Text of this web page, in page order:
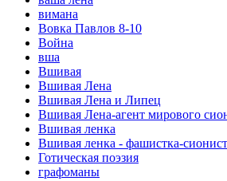
вимана
Вовка Павлов 8-10
Война
вша
Вшивая
Вшивая Лена
Вшивая Лена и Липец
Вшивая Лена-агент мирового
Вшивая ленка
Вшивая ленка - фашистка-
Готическая поэзия
графоманы